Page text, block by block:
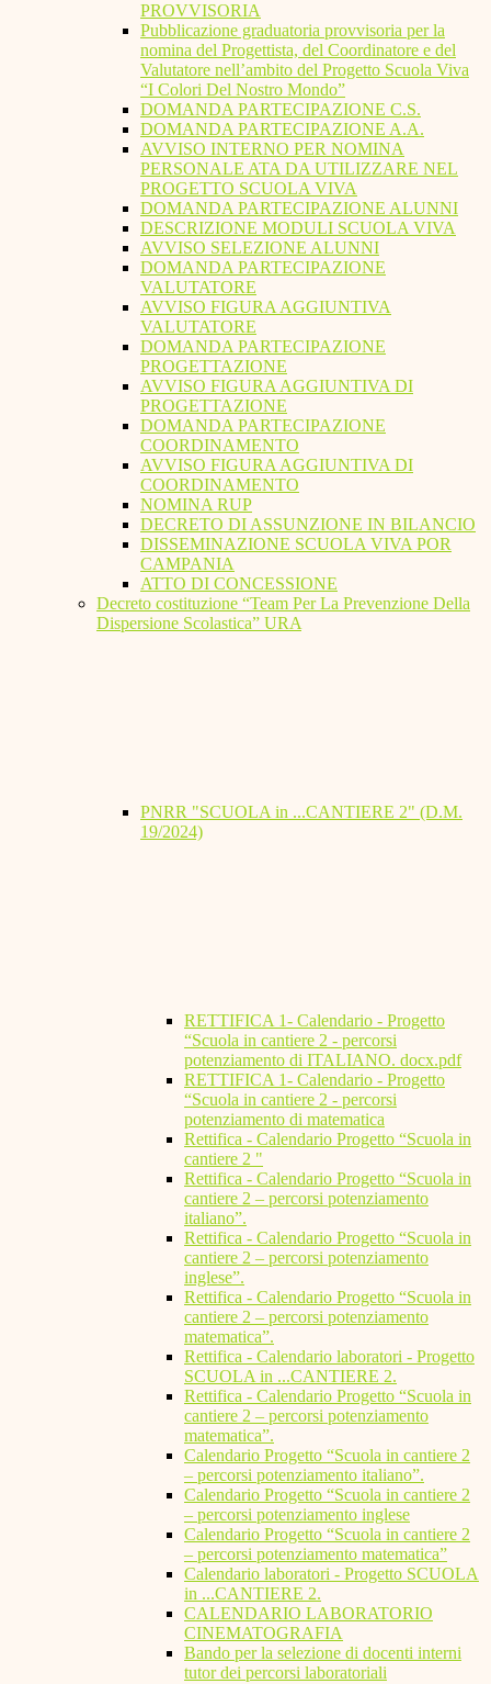
PROVVISORIA
Pubblicazione graduatoria provvisoria per la
nomina del Progettista, del Coordinatore e del
Valutatore nell’ambito del Progetto Scuola Viva
“I Colori Del Nostro Mondo”
DOMANDA PARTECIPAZIONE C.S.
DOMANDA PARTECIPAZIONE A.A.
AVVISO INTERNO PER NOMINA
PERSONALE ATA DA UTILIZZARE NEL
PROGETTO SCUOLA VIVA
DOMANDA PARTECIPAZIONE ALUNNI
DESCRIZIONE MODULI SCUOLA VIVA
AVVISO SELEZIONE ALUNNI
DOMANDA PARTECIPAZIONE
VALUTATORE
AVVISO FIGURA AGGIUNTIVA
VALUTATORE
DOMANDA PARTECIPAZIONE
PROGETTAZIONE
AVVISO FIGURA AGGIUNTIVA DI
PROGETTAZIONE
DOMANDA PARTECIPAZIONE
COORDINAMENTO
AVVISO FIGURA AGGIUNTIVA DI
COORDINAMENTO
NOMINA RUP
DECRETO DI ASSUNZIONE IN BILANCIO
DISSEMINAZIONE SCUOLA VIVA POR
CAMPANIA
ATTO DI CONCESSIONE
Decreto costituzione “Team Per La Prevenzione Della
Dispersione Scolastica” URA
PNRR "SCUOLA in ...CANTIERE 2" (D.M.
19/2024)
RETTIFICA 1- Calendario - Progetto
“Scuola in cantiere 2 - percorsi
potenziamento di ITALIANO. docx.pdf
RETTIFICA 1- Calendario - Progetto
“Scuola in cantiere 2 - percorsi
potenziamento di matematica
Rettifica - Calendario Progetto “Scuola in
cantiere 2 "
Rettifica - Calendario Progetto “Scuola in
cantiere 2 – percorsi potenziamento
italiano”.
Rettifica - Calendario Progetto “Scuola in
cantiere 2 – percorsi potenziamento
inglese”.
Rettifica - Calendario Progetto “Scuola in
cantiere 2 – percorsi potenziamento
matematica”.
Rettifica - Calendario laboratori - Progetto
SCUOLA in ...CANTIERE 2.
Rettifica - Calendario Progetto “Scuola in
cantiere 2 – percorsi potenziamento
matematica”.
Calendario Progetto “Scuola in cantiere 2
– percorsi potenziamento italiano”.
Calendario Progetto “Scuola in cantiere 2
– percorsi potenziamento inglese
Calendario Progetto “Scuola in cantiere 2
– percorsi potenziamento matematica”
Calendario laboratori - Progetto SCUOLA
in ...CANTIERE 2.
CALENDARIO LABORATORIO
CINEMATOGRAFIA
Bando per la selezione di docenti interni
tutor dei percorsi laboratoriali